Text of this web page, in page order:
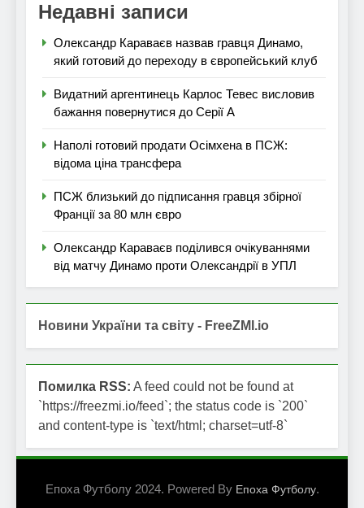
Недавні записи
Олександр Караваєв назвав гравця Динамо,
який готовий до переходу в європейський клуб
Видатний аргентинець Карлос Тевес висловив
бажання повернутися до Серії А
Наполі готовий продати Осімхена в ПСЖ:
відома ціна трансфера
ПСЖ близький до підписання гравця збірної
Франції за 80 млн євро
Олександр Караваєв поділився очікуваннями
від матчу Динамо проти Олександрії в УПЛ
Новини України та світу - FreeZMI.io
Помилка RSS: A feed could not be found at
`https://freezmi.io/feed`; the status code is `200`
and content-type is `text/html; charset=utf-8`
Епоха Футболу 2024. Powered By Епоха Футболу.